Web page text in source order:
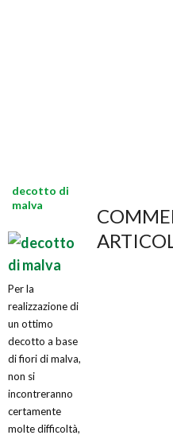
decotto di
malva
Per la
realizzazione di
un ottimo
decotto a base
di fiori di malva,
non si
incontreranno
certamente
molte difficoltà,